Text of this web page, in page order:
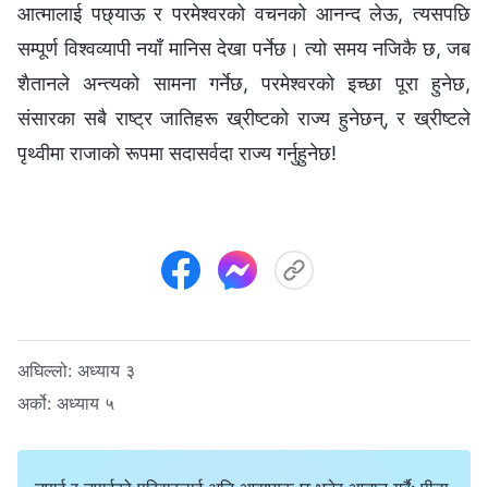
आत्मालाई पछ्याऊ र परमेश्‍वरको वचनको आनन्द लेऊ, त्यसपछि
सम्पूर्ण विश्‍वव्यापी नयाँ मानिस देखा पर्नेछ। त्यो समय नजिकै छ, जब
शैतानले अन्त्यको सामना गर्नेछ, परमेश्‍वरको इच्छा पूरा हुनेछ,
संसारका सबै राष्ट्र जातिहरू ख्रीष्टको राज्य हुनेछन्, र ख्रीष्टले
पृथ्वीमा राजाको रूपमा सदासर्वदा राज्य गर्नुहुनेछ!
अघिल्लो: अध्याय ३
अर्को: अध्याय ५